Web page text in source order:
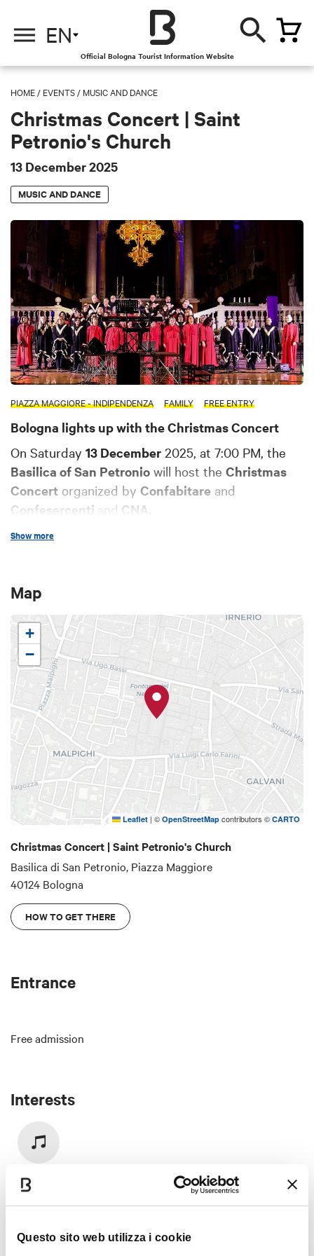
Questo sito web utilizza i cookie
EN
Official Bologna Tourist Information Website
HOME / EVENTS / MUSIC AND DANCE
Christmas Concert | Saint
Petronio's Church
13 December 2025
MUSIC AND DANCE
PIAZZA MAGGIORE - INDIPENDENZA FAMILY FREE ENTRY
Bologna lights up with the Christmas Concert
On Saturday 13 December 2025, at 7:00 PM, the
Basilica of San Petronio will host the Christmas
Concert organized by Confabitare and
Confesercenti and CNA.
The evening will offer an emotional journey
Mass Choir formed by the
Daniel Thomas, director of the Mass Choir, and
Daria Biancardi
Show more
Map
+
−
Leaflet | © OpenStreetMap contributors © CARTO
Christmas Concert | Saint Petronio's Church
Basilica di San Petronio, Piazza Maggiore
40124 Bologna
HOW TO GET THERE
Entrance
Free admission
Interests
Music &
Exhibition